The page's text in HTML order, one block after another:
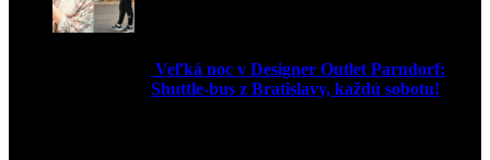
Veľká noc v Designer Outlet Parndorf:
Shuttle-bus z Bratislavy, každú sobotu!